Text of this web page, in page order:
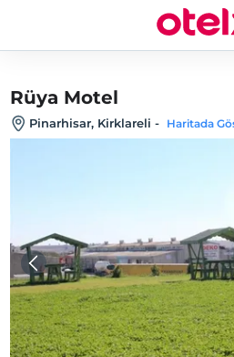
Rüya Motel
Pinarhisar, Kirklareli - Haritada